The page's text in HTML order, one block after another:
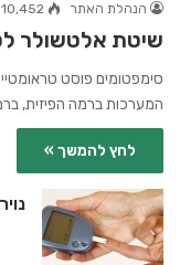
הנהלת האתר 10,452
שיטת אלטשולר
סימפטומים פוסט
המערכות ברמה הפיזית,
לחץ להמשך »